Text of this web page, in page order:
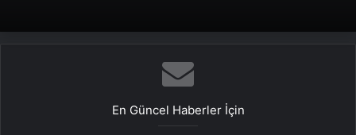
En Güncel Haberler İçin